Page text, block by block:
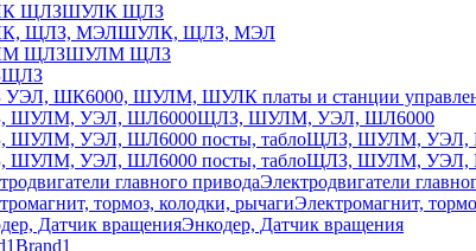
ШУЛК ЩЛЗ
ШУЛК, ЩЛЗ, МЭЛ
ШУЛМ ЩЛЗ
ЩЛЗ
ЩЛЗ, ШУЛМ, УЭЛ, ШЛ6000
ЩЛЗ, ШУЛМ, УЭЛ,
ЩЛЗ, ШУЛМ, УЭЛ,
Электродвигатели
Электромагнит,
Энкодер, Датчик вращения
Brand1